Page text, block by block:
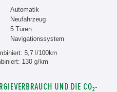
Automatik
Neufahrzeug
5 Türen
Navigationssystem
5,7 l/100km
130 g/km
UND DIE CO₂-